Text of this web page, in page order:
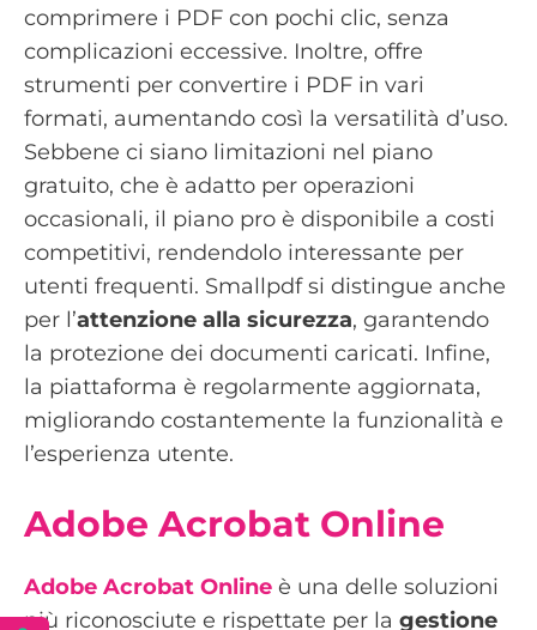
comprimere i PDF con pochi clic, senza
complicazioni eccessive. Inoltre, offre
strumenti per convertire i PDF in vari
formati, aumentando così la versatilità d’uso.
Sebbene ci siano limitazioni nel piano
gratuito, che è adatto per operazioni
occasionali, il piano pro è disponibile a costi
competitivi, rendendolo interessante per
utenti frequenti. Smallpdf si distingue anche
per l’attenzione alla sicurezza, garantendo
la protezione dei documenti caricati. Infine,
la piattaforma è regolarmente aggiornata,
migliorando costantemente la funzionalità e
l’esperienza utente.
Adobe Acrobat Online
Adobe Acrobat Online è una delle soluzioni
più riconosciute e rispettate per la gestione